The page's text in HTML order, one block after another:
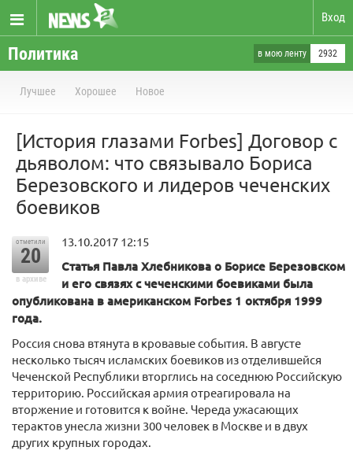
Вход
Политика в мою ленту 2932
Лучшее Хорошее Новое
[История глазами Forbes] Договор с
дьяволом: что связывало Бориса
Березовского и лидеров чеченских
боевиков
отметили
20
в архиве
13.10.2017 12:15
Статья Павла Хлебникова о Борисе Березовском
и его связях с чеченскими боевиками была
опубликована в американском Forbes 1 октября 1999
года.
Россия снова втянута в кровавые события. В августе
несколько тысяч исламских боевиков из отделившейся
Чеченской Республики вторглись на соседнюю Российскую
территорию. Российская армия отреагировала на
вторжение и готовится к войне. Череда ужасающих
терактов унесла жизни 300 человек в Москве и в двух
других крупных городах.